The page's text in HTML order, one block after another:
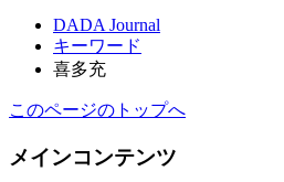
DADA Journal
キーワード
喜多充
このページのトップへ
メインコンテンツ